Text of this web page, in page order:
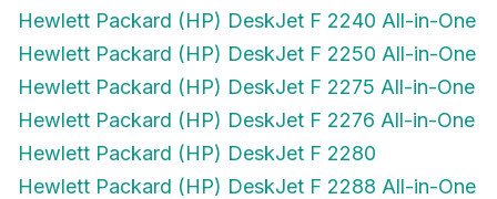
Hewlett Packard (HP) DeskJet F 2240 All-in-One
Hewlett Packard (HP) DeskJet F 2250 All-in-One
Hewlett Packard (HP) DeskJet F 2275 All-in-One
Hewlett Packard (HP) DeskJet F 2276 All-in-One
Hewlett Packard (HP) DeskJet F 2280
Hewlett Packard (HP) DeskJet F 2288 All-in-One